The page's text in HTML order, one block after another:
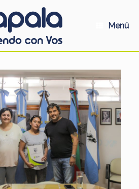
Menú